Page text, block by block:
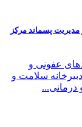
مدیریت پسماند مرکز
عفونی و
سلامت و
درمانی...